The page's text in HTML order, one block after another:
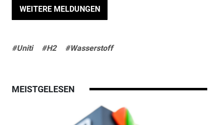
WEITERE MELDUNGEN
#Uniti #H2 #Wasserstoff
MEISTGELESEN